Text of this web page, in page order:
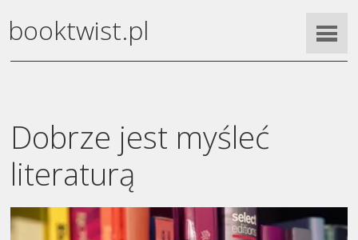
booktwist.pl
Dobrze jest myśleć
literaturą